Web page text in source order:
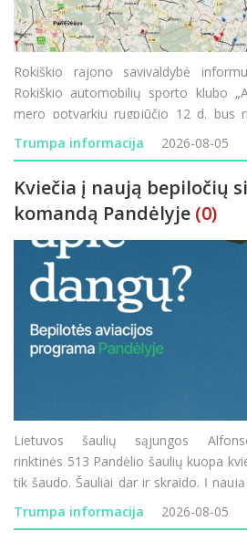
Rokiškio rajono savivaldybė
Rokiškio automobilių sporto klubo
mero potvarkiu rugpjūčio 12 d. bus
rajono vietinės reikšmės keliuose: JD-70
Trumpa informacija 2026-08-05
Kviečia į naują bepiločių
komandą Pandėlyje (0)
Lietuvos šaulių sąjungos
rinktinės 513 Pandėlio šaulių kuopa
tik šaudo. Šauliai dar ir skraido. Į
komandą Pandėlyje kviečiame visus – ir
Trumpa informacija 2026-08-05